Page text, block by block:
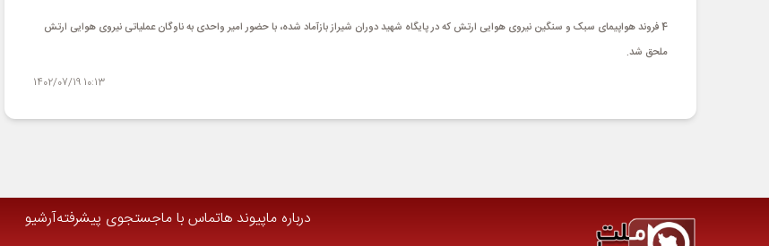
4 فروند هواپیمای سبک و سنگین نیروی هوایی ارتش که در پایگاه شهید دوران شیراز بازآماد شده، با حضور امیر واحدی به ناوگان عملیاتی نیروی هوایی ارتش
ملحق شد.
10:13 1402/07/19
درباره ماپیوند هاتماس با ماجستجوی پیشرفتهآرشیو